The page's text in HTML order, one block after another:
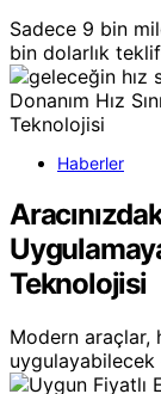
Sadece 9 bin
bin dolarlık
Haberler
Teknolojisi
Modern araçlar,
uygulayabilecek